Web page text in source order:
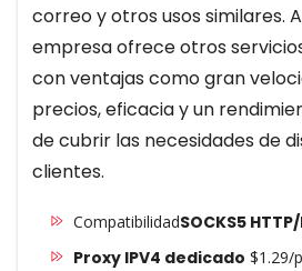
correo y otros usos similares.
empresa ofrece otros
con ventajas como gran
precios, eficacia y un
de cubrir las necesidades de
clientes.
CompatibilidadSOCKS5
Proxy IPV4 dedicado $1.29/